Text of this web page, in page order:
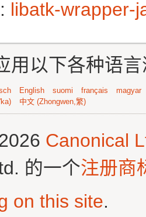
libatk-wrapper-
用以下各种语
English suomi français
magyar
中文 (Zhongwen,繁)
Canonical
的一个注册商
on this site.